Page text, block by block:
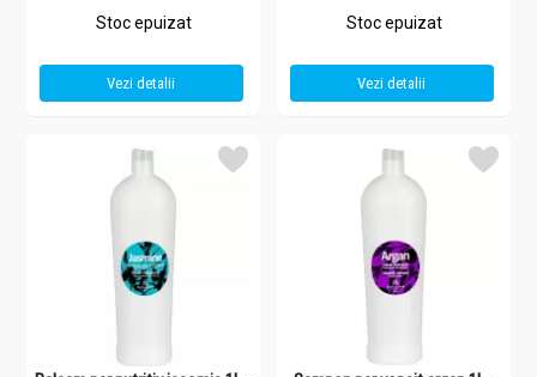
Stoc epuizat
Vezi detalii
Stoc epuizat
Vezi detalii